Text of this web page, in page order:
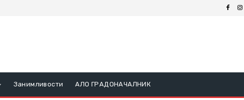
Занимливости АЛО ГРАДОНАЧАЛНИК